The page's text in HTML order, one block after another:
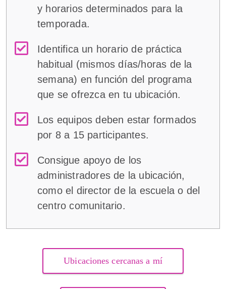
y horarios determinados para la
temporada.
Identifica un horario de práctica
habitual (mismos días/horas de la
semana) en función del programa
que se ofrezca en tu ubicación.
Los equipos deben estar formados
por 8 a 15 participantes.
Consigue apoyo de los
administradores de la ubicación,
como el director de la escuela o del
centro comunitario.
Ubicaciones cercanas a mí